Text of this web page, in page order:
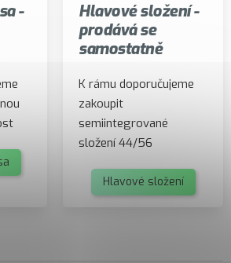
-
Hlavové složení -
prodává se
samostatně
K rámu doporučujeme
zakoupit
semiintegrované
složení 44/56
Hlavové složení